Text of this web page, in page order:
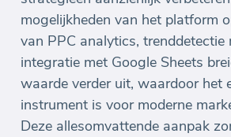
mogelijkheden van het platform
van PPC analytics, trenddetectie
integratie met Google Sheets
waarde verder uit, waardoor het
instrument is voor moderne
Deze allesomvattende aanpak